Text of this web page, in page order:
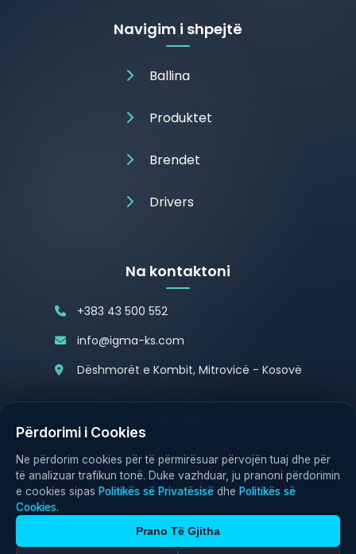
Navigim i shpejtë
Ballina
Produktet
Brendet
Drivers
Na kontaktoni
+383 43 500 552
info@igma-ks.com
Dëshmorët e Kombit, Mitrovicë - Kosovë
Politika e Privatësisë Politika e Cookies
© 2026 IGMA Electronics. All rights reserved.
Përdorimi i Cookies
Ne përdorim cookies për të përmirësuar përvojën tuaj dhe për
të analizuar trafikun tonë. Duke vazhduar, ju pranoni përdorimin
e cookies sipas Politikës së Privatësisë dhe Politikës së
Cookies.
Prano Të Gjitha